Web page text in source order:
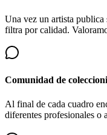
Una vez un artista publica
filtra por calidad.
Comunidad de
Al final de cada cuadro
diferentes profesionales o